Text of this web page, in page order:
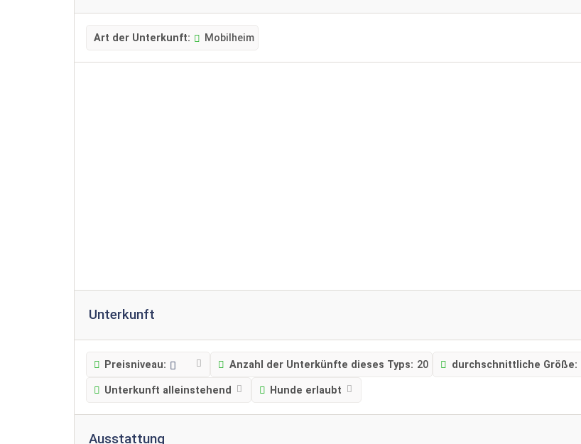
Art der Unterkunft: Mobilheim
Unterkunft
Preisniveau: Anzahl der Unterkünfte dieses Typs: 20 durchschnittliche Größe:
Unterkunft alleinstehend Hunde erlaubt
Ausstattung